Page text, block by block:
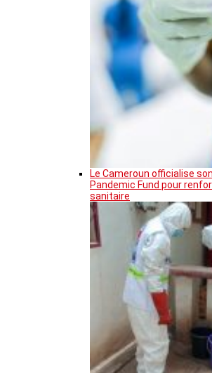
Le Cameroun officialise
Pandemic Fund pour
sanitaire